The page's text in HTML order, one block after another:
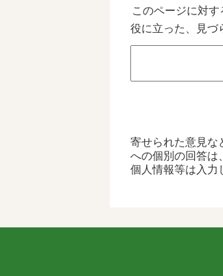
このページに対す
役に立った、見づ
寄せられた意見な
への個別の回答は
個人情報等は入力